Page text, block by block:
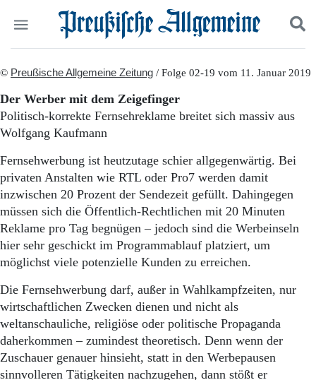
Start
Wer wir sind
Aktuelle Ausgabe
Abonnenten-Login
Abonnent werden
Abo Prämien
Politik
Wirtschaft
Panorama
Geschichte
Ostpreußen
Pommern
Berlin-Brandenburg
Schlesien
Danzig und Westpreußen
Bücher
Suchen und finden
© Preußische Allgemeine Zeitung / Folge 02-19 vom 11. Januar 2019
Der Werber mit dem Zeigefinger
Politisch-korrekte Fernsehreklame breitet sich massiv aus
Wolfgang Kaufmann
Fernsehwerbung ist heutzutage schier allgegenwärtig. Bei
privaten Anstalten wie RTL oder Pro7 werden damit
inzwischen 20 Prozent der Sendezeit gefüllt. Dahingegen
müssen sich die Öffentlich-Rechtlichen mit 20 Minuten
Reklame pro Tag begnügen – jedoch sind die Werbeinseln
hier sehr geschickt im Programmablauf platziert, um
möglichst viele potenzielle Kunden zu erreichen.
Die Fernsehwerbung darf, außer in Wahlkampfzeiten, nur
wirtschaftlichen Zwecken dienen und nicht als
weltanschauliche, religiöse oder politische Propaganda
daherkommen – zumindest theoretisch. Denn wenn der
Zuschauer genauer hinsieht, statt in den Werbepausen
sinnvolleren Tätigkeiten nachzugehen, dann stößt er